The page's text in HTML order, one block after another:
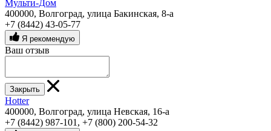
Мульти-Дом
400000, Волгоград, улица Бакинская, 8-а
+7 (8442) 43-05-77
Я рекомендую
Ваш отзыв
Закрыть
Hotter
400000, Волгоград, улица Невская, 16-а
+7 (8442) 987-101 , +7 (800) 200-54-32